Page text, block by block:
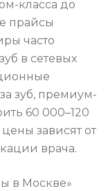
класса до
прайсы
часто
в сетевых
зуб, премиум-
60 000–120
зависят от
врача.
в Москве»